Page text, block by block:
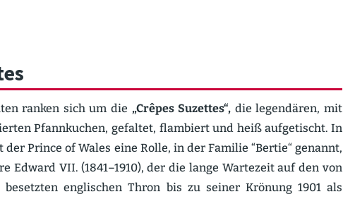
ranken sich um die „Crêpes Suzettes“, die legen­dären, mit
Pfann­kuchen, gefaltet, flambiert und heiß aufge­tischt. In
Prince of Wales eine Rolle, in der Familie “Bertie“ genannt,
Edward VII. (1841–1910), der die lange Wartezeit auf den von
engli­schen Thron bis zu seiner Krönung 1901 als